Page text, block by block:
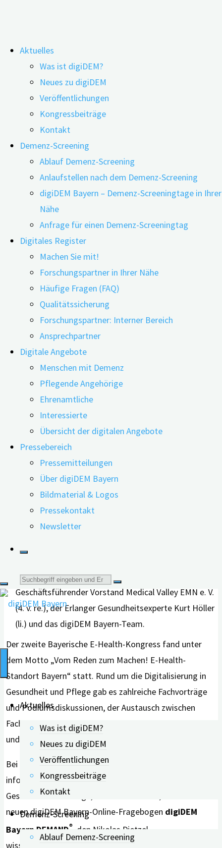
Inhalt
springen
Aktuelles
Was ist digiDEM?
Neues zu digiDEM
Veröffentlichungen
Kongressbeiträge
Kontakt
Demenz-Screening
Ablauf Demenz-Screening
Anlaufstellen nach dem Demenz-Screening
digiDEM Bayern – Demenz-Screeningtage in Ihrer
Nähe
Anfrage für einen Demenz-Screeningtag
Digitales Register
Machen Sie mit!
Forschungspartner in Ihrer Nähe
Häufige Fragen (FAQ)
Qualitätssicherung
Forschungspartner: Interner Bereich
Ansprechpartner
Digitale Angebote
Menschen mit Demenz
Pflegende Angehörige
Ehrenamtliche
Interessierte
Übersicht der digitalen Angebote
Pressebereich
Pressemitteilungen
Über digiDEM Bayern
Bildmaterial & Logos
Pressekontakt
Newsletter
Suche
nach:
Aktuelles
Was ist digiDEM?
Neues zu digiDEM
Veröffentlichungen
Kongressbeiträge
Kontakt
Demenz-Screening
Ablauf Demenz-Screening
digiDEM Bayern auf dem 2.
Bayerischen E-Health-Kongress in
Augsburg
23.06.2026
Auch auf dem 2. Bayerischen E-Health-Kongress in
Augsburg war digiDEM Bayern als Beispiel für ein
vom Bayerischen Staatsministerium für Gesundheit
und Pflege gefördertes digitales Projekt vor
Ort. Am digiDEM Bayern-Stand informierte
sich Klaus Holetschek, Bayerischer Staatsminister
für Gesundheit und Pflege, über das neueste
digitale Angebot, den Online-Fragebogen
Bayern DEMAND®“.
Gruppenfoto auf dem 2. Bayerischen E-Health-
Kongress: der Bayerische Staatsminister für
Kolominsky-Rabas (3. v. re.), Marco Wendel,
Geschäftsführender Vorstand Medical Valley EMN e. V.
(4. v. re.), der Erlanger Gesundheitsexperte Kurt Höller
(li.) und das digiDEM Bayern-Team.
Der zweite Bayerische E-Health-Kongress fand unter
dem Motto „Vom Reden zum Machen! E-Health-
Standort Bayern“ statt. Rund um die Digitalisierung in
Gesundheit und Pflege gab es zahlreiche Fachvorträge
und Podiumsdiskussionen, der Austausch zwischen
Fachexpert*innen aus Politik, Wissenschaft, Wirtschaft
und Verwaltung war rege.
Bei seinem Besuch am digiDEM Bayern-Stand
informierte sich der Bayerische Staatsminister für
Gesundheit und Pflege, Klaus Holetschek, über den
neuen digiDEM Bayern-Online-Fragebogen digiDEM
Bayern DEMAND® , den Nikolas Dietzel,
wissenschaftlicher Mitarbeiter, erläuterte.